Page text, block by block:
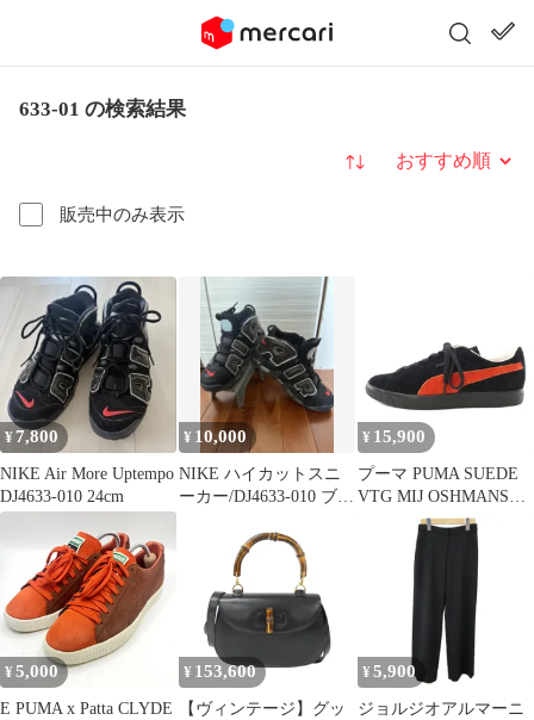
633-01 の検索結果
販売中のみ表示
並び替え
¥ 7,800
NIKE Air More Uptempo
DJ4633-010 24cm
¥ 10,000
NIKE ハイカットスニ
ーカー/DJ4633-010 ブラ
¥ 15,900
プーマ PUMA SUEDE
VTG MIJ OSHMANS
SMU スニーカー シュ
ーズ スエード US8 黒
ブラック オレンジ
401633-01 /TK 44
¥5,000
E PUMA x Patta CLYDE
¥ 153,600
【ヴィンテージ】グッ
¥ 5,900
ジョルジオアルマーニ